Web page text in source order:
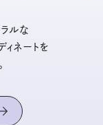
ルな
ィネートを